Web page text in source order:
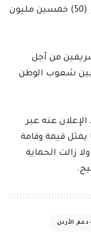
منحة المملكة للأردن لدعم الموازنة بمبلغ (50) خمسين مليون
من أجل
بين شعوب الوطن
عنه عبر
يمثل قيمة وقامة
زالت الحماية
دعم الأردن